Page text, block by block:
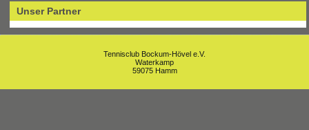
Unser Partner
Tennisclub Bockum-Hövel e.V.
Waterkamp
59075 Hamm